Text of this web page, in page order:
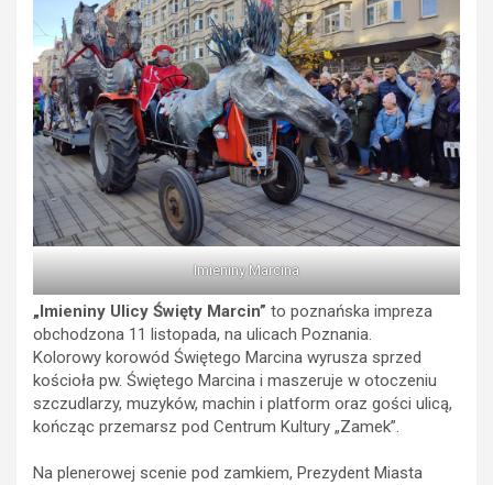
Imieniny Marcina
„Imieniny Ulicy Święty Marcin” to poznańska impreza
obchodzona 11 listopada, na ulicach Poznania.
Kolorowy korowód Świętego Marcina wyrusza sprzed
kościoła pw. Świętego Marcina i maszeruje w otoczeniu
szczudlarzy, muzyków, machin i platform oraz gości ulicą,
kończąc przemarsz pod Centrum Kultury „Zamek”.
Na plenerowej scenie pod zamkiem, Prezydent Miasta